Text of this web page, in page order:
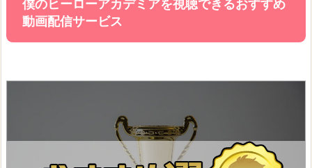
僕のヒーローアカデミアを視聴できるおすすめ
動画配信サービス